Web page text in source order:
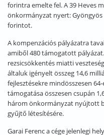
forintra emelte fel. A 39 Heves
önkormányzat nyert:
forintot.
A kompenzációs pályázatra
amiből 480 támogatott
rezsicsökkentés miatti
általuk igényelt összeg 14,6
fejlesztésekre mindösszesen
támogatása összesen csupán
három önkormányzat nyújtott
gyűjtő létesítésére.
Garai Ferenc a cége jelenlegi